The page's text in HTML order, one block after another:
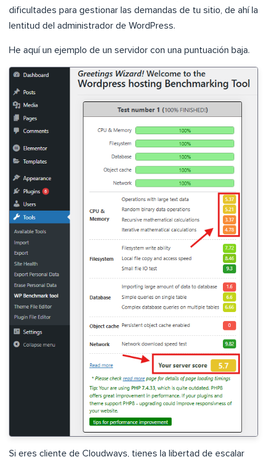
dificultades para gestionar las demandas de tu sitio, de ahí la
lentitud del administrador de WordPress.
He aquí un ejemplo de un servidor con una puntuación baja.
Si eres cliente de Cloudways, tienes la libertad de escalar